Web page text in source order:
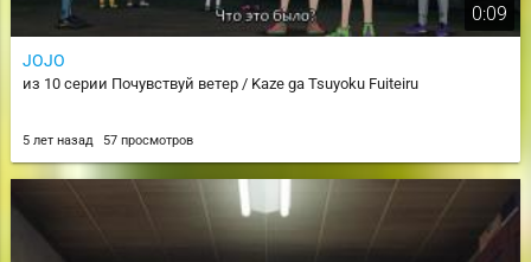
0:09
JOJO
из 10 серии Почувствуй ветер / Kaze ga Tsuyoku Fuiteiru
5 лет назад 57 просмотров